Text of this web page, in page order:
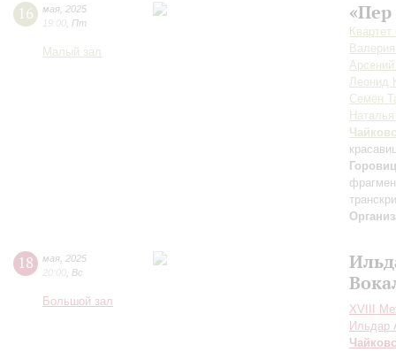
16 мая 2025
19:00 Пт
Малый зал
«Пер
Леонид
Семён
Горовиц
18 мая 2025
20:00 Вс
Большой зал
XVIII
Ильдар